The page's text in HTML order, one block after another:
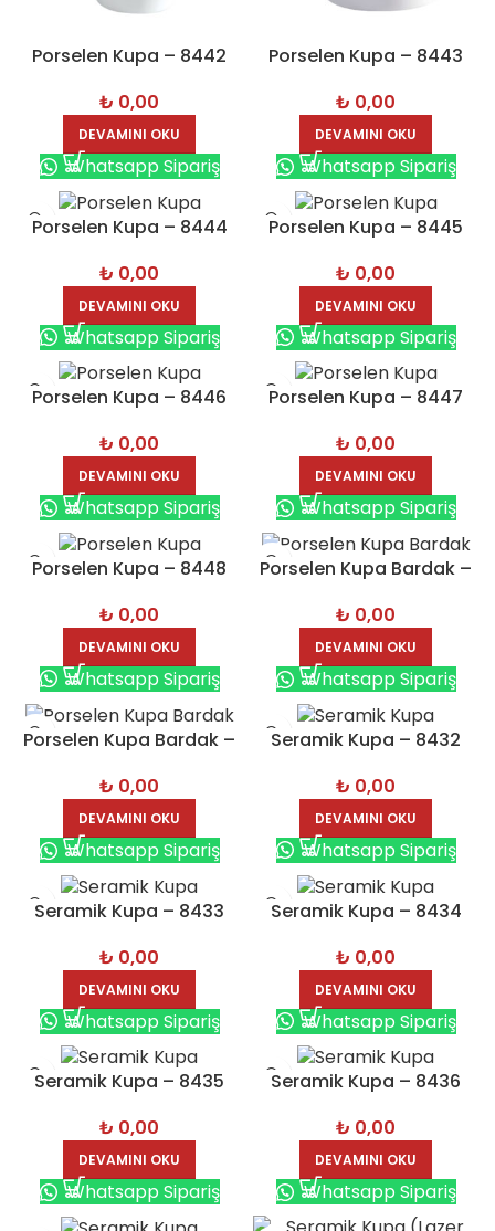
Porselen Kupa – 8442
₺ 0,00
DEVAMINI OKU
Whatsapp Sipariş
Porselen Kupa – 8443
₺ 0,00
DEVAMINI OKU
Whatsapp Sipariş
Porselen Kupa – 8444
₺ 0,00
DEVAMINI OKU
Whatsapp Sipariş
Porselen Kupa – 8445
₺ 0,00
DEVAMINI OKU
Whatsapp Sipariş
Porselen Kupa – 8446
₺ 0,00
DEVAMINI OKU
Whatsapp Sipariş
Porselen Kupa – 8447
₺ 0,00
DEVAMINI OKU
Whatsapp Sipariş
Porselen Kupa – 8448
₺ 0,00
DEVAMINI OKU
Whatsapp Sipariş
Porselen Kupa Bardak –
₺ 0,00
DEVAMINI OKU
Whatsapp Sipariş
Porselen Kupa Bardak –
₺ 0,00
DEVAMINI OKU
Whatsapp Sipariş
Seramik Kupa – 8432
₺ 0,00
DEVAMINI OKU
Whatsapp Sipariş
Seramik Kupa – 8433
₺ 0,00
DEVAMINI OKU
Whatsapp Sipariş
Seramik Kupa – 8434
₺ 0,00
DEVAMINI OKU
Whatsapp Sipariş
Seramik Kupa – 8435
₺ 0,00
DEVAMINI OKU
Whatsapp Sipariş
Seramik Kupa – 8436
₺ 0,00
DEVAMINI OKU
Whatsapp Sipariş